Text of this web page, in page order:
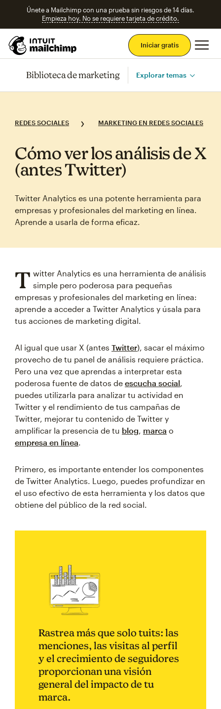
Únete a Mailchimp con una prueba sin riesgos de 14 días.
Empieza hoy. No se requiere tarjeta de crédito.
Iniciar gratis
Biblioteca de marketing Explorar temas
REDES SOCIALES MARKETING EN REDES SOCIALES
Cómo ver los análisis de X
(antes Twitter)
Twitter Analytics es una potente herramienta para
empresas y profesionales del marketing en línea.
Aprende a usarla de forma eficaz.
T witter Analytics es una herramienta de análisis
simple pero poderosa para pequeñas
empresas y profesionales del marketing en línea:
aprende a acceder a Twitter Analytics y úsala para
tus acciones de marketing digital.
Al igual que usar X (antes Twitter), sacar el máximo
provecho de tu panel de análisis requiere práctica.
Pero una vez que aprendas a interpretar esta
poderosa fuente de datos de escucha social,
puedes utilizarla para analizar tu actividad en
Twitter y el rendimiento de tus campañas de
Twitter, mejorar tu contenido de Twitter y
amplificar la presencia de tu blog, marca o
empresa en línea.
Primero, es importante entender los componentes
de Twitter Analytics. Luego, puedes profundizar en
el uso efectivo de esta herramienta y los datos que
obtiene del público de la red social.
Rastrea más que solo tuits: las
menciones, las visitas al perfil
y el crecimiento de seguidores
proporcionan una visión
general del impacto de tu
marca.